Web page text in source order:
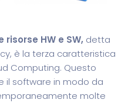
HW e SW, detta
è la terza caratteristica
Computing. Questo
il software in modo da
molte